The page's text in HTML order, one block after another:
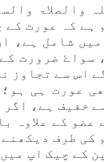
والصلاۃ
ہے کہ عورت کے
شامل ہے،
سواۓ ضرورت
اس سے تجاوز
عورت ہی
خفیف ہے،
عضو کے علاوہ
کی طرف
کے چیک اپ